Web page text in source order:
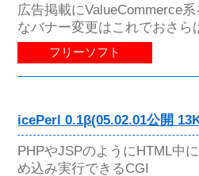
広告掲載にValueCommerce
なバナー変更はこれでおさら
フリーソフト
icePerl 0.1β(05.02.01公開
PHPやJSPのようにHTML中
め込み実行できるCGI